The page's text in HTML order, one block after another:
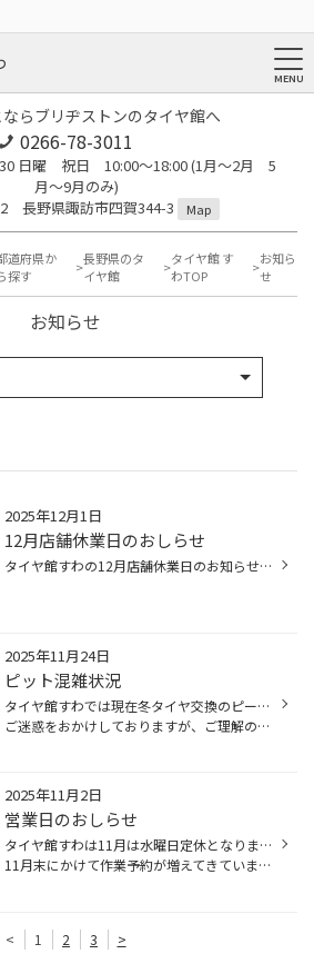
らブリヂストンのタイヤ館へ
0266-78-3011
日曜 祝日 10:00〜18:00 (1月〜2月 5
月〜9月のみ)
長野県諏訪市四賀344-3
Map
道府県か
探す
長野県のタ
イヤ館
タイヤ館 す
わTOP
お知ら
せ
お知らせ
2025年12月1日
12月店舗休業日のおしらせ
タイヤ館すわの12月店舗休業日のお知らせです。タイヤ館すわは12月3日、10日、17日、24日が店舗休業になっております。また12月29日は閉店時間がはやくなります。年末年始は12月30～12月5日まで。新年は6日からの営業となりますのでよろしくお願いしいたします。
2025年11月24日
ピット混雑状況
タイヤ館すわでは現在冬タイヤ交換のピークを迎えております。ご予約のお客様でも時間帯によってはご案内に時間がかかってしまっております。飛び込みのお客様はお時間さえいただければ対応しております。
ご迷惑をおかけしておりますが、ご理解のほどをお願いいたします。
2025年11月2日
営業日のおしらせ
タイヤ館すわは11月は水曜日定休となります。営業時間は10時30分～19時となります。
11月末にかけて作業予約が増えてきています。ご予約お早めにお願いいたします。
< 1 2 3 >